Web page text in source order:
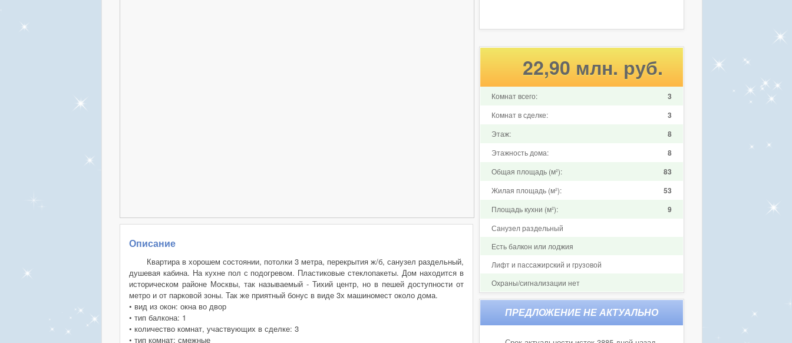
Описание
Квартира в хорошем состоянии, потолки 3 метра, перекрытия ж/б, санузел раздельный,
душевая кабина. На кухне пол с подогревом. Пластиковые стеклопакеты. Дом находится в
историческом районе Москвы, так называемый - Тихий центр, но в пешей доступности от
метро и от парковой зоны. Так же приятный бонус в виде 3х машиномест около дома.
• вид из окон: окна во двор
• тип балкона: 1
• количество комнат, участвующих в сделке: 3
• тип комнат: смежные
22,90 млн. руб.
Комнат всего: 3
Комнат в сделке: 3
Этаж: 8
Этажность дома: 8
Общая площадь (м²): 83
Жилая площадь (м²): 53
Площадь кухни (м²): 9
Санузел раздельный
Есть балкон или лоджия
Лифт и пассажирский и грузовой
Охраны/сигнализации нет